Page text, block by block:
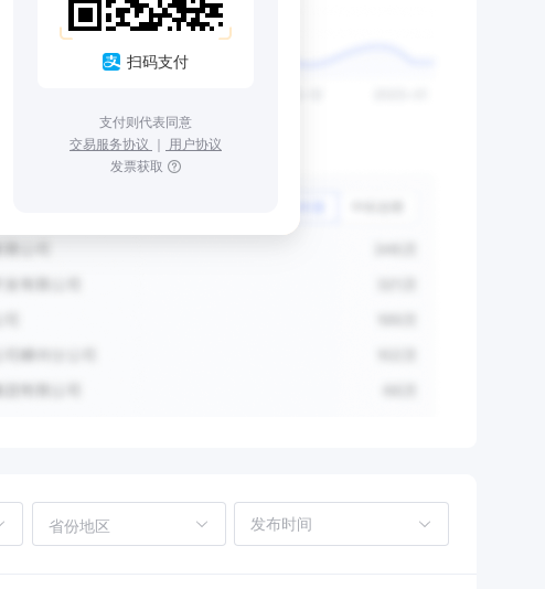
扫码支付
支付则代表同意
交易服务协议 ｜ 用户协议
发票获取
省份地区